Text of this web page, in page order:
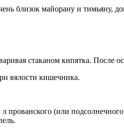
близок майорану и тимьяну,
стаканом кипятка. После
вялости кишечника.
л прованского (или